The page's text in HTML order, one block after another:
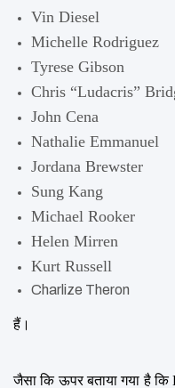
Vin Diesel
Michelle Rodriguez
Tyrese Gibson
Chris “Ludacris”
John Cena
Nathalie Emmanuel
Jordana Brewster
Sung Kang
Michael Rooker
Helen Mirren
Kurt Russell
Charlize Theron
हैं।
जैसा कि ऊपर बताया गया है